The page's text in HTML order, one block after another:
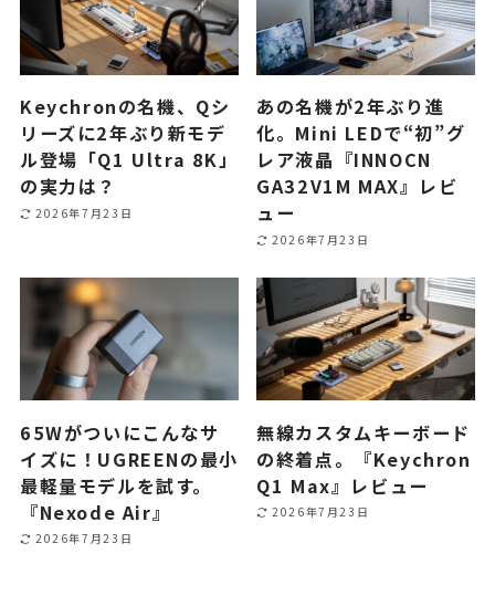
Keychronの名機、Qシ
リーズに2年ぶり新モデ
ル登場「Q1 Ultra 8K」
の実力は？
2026年7月23日
あの名機が2年ぶり進
化。Mini LEDで“初”グ
レア液晶『INNOCN
GA32V1M MAX』レビ
ュー
2026年7月23日
65Wがついにこんなサ
イズに！UGREENの最小
最軽量モデルを試す。
『Nexode Air』
2026年7月23日
無線カスタムキーボード
の終着点。『Keychron
Q1 Max』レビュー
2026年7月23日